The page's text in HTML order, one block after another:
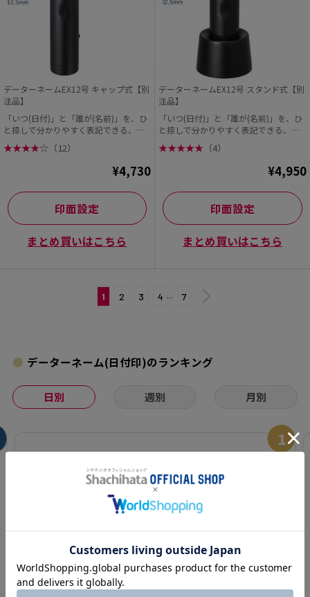
データーネームEX12号 キャップ式【別
注品】
「いつ(日付)」と「誰が(名前)」を、ひ
と捺しで分かりやすく表記できる、シ
ヤチハタの「デ...
★★★★☆ （12）
¥4,730
印面設定
まとめ買いはこちら
データーネームEX12号 スタンド式【別
注品】
「いつ(日付)」と「誰が(名前)」を、ひ
と捺しで分かりやすく表記できる、シ
ヤチハタの「デ...
★★★★★ （4）
¥4,950
印面設定
まとめ買いはこちら
1 2 3 4 ··· 7
データーネーム(日付印)のランキング
日別 週別 月別
1
5号 キャップレス
【別注品】
★★★
¥4,950